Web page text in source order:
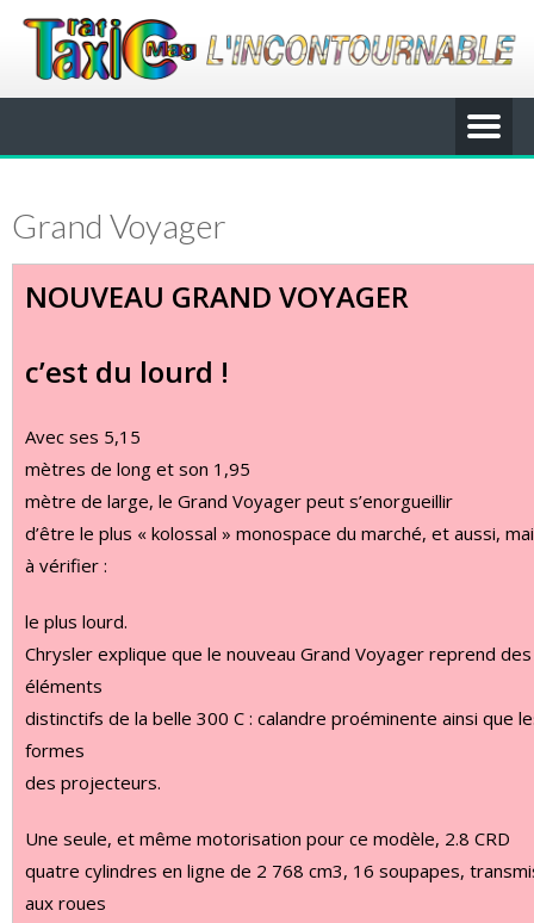
Grand Voyager
NOUVEAU GRAND VOYAGER
c’est du lourd !
Avec ses 5,15
mètres de long et son 1,95
mètre de large, le Grand Voyager peut s’enorgueillir
d’être le plus « kolossal » monospace du marché, et aussi,
à vérifier :
le plus lourd.
Chrysler explique que le nouveau Grand Voyager reprend des
éléments
distinctifs de la belle 300 C : calandre proéminente ainsi que
formes
des projecteurs.
Une seule, et même motorisation pour ce modèle, 2.8 CRD
quatre cylindres en ligne de 2 768 cm3, 16 soupapes,
aux roues